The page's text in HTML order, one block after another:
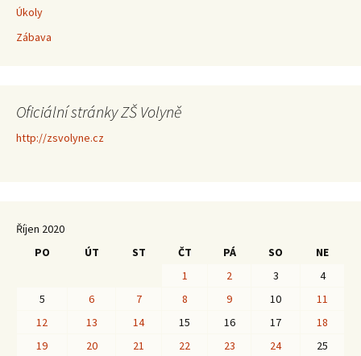
Úkoly
Zábava
Oficiální stránky ZŠ Volyně
http://zsvolyne.cz
Říjen 2020
PO
ÚT ST ČT PÁ SO
NE
1
2 3
4
5
6 7 8 9 10
11
12
13 14 15 16 17
18
19
20 21 22 23 24
25